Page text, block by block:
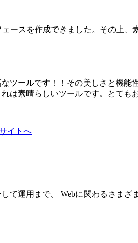
ースを作成できました。その上
ツールです！！その美しさと機
は素晴らしいツールです。とても
イトへ
運用まで、 Webに関わるさま